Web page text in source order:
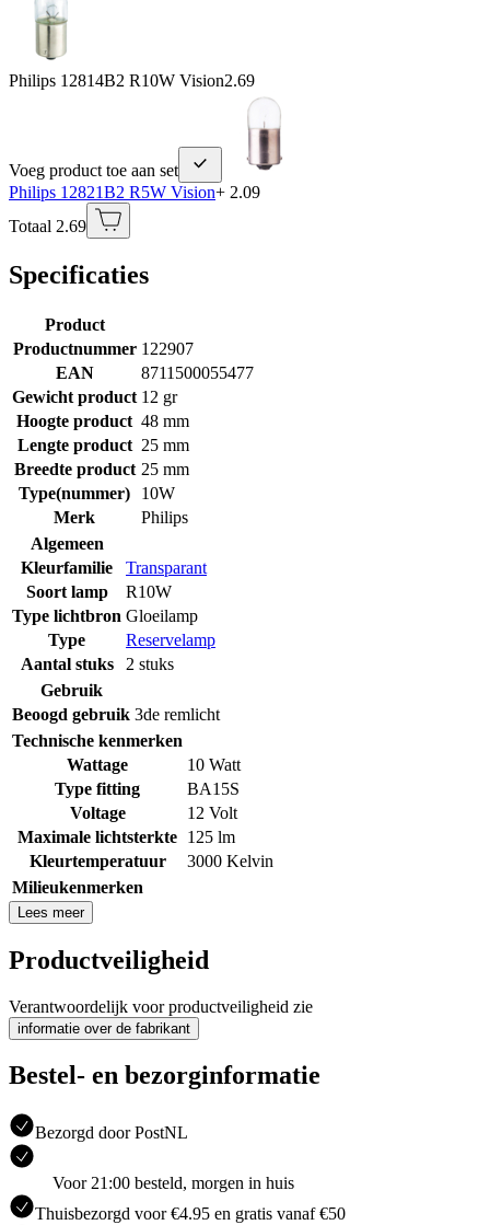
Philips 12814B2 R10W Vision2.69
Voeg product toe aan set
Philips 12821B2 R5W Vision+ 2.09
Totaal 2.69
Specificaties
Product
Productnummer 122907
EAN
8711500055477
Gewicht product 12 gr
Hoogte product 48 mm
Lengte product 25 mm
Breedte product 25 mm
Type(nummer)
10W
Merk
Philips
Algemeen
Kleurfamilie
Transparant
Soort lamp
R10W
Type lichtbron Gloeilamp
Type
Reservelamp
Aantal stuks
2 stuks
Gebruik
Beoogd gebruik 3de remlicht
Technische kenmerken
Wattage
10 Watt
Type fitting
BA15S
Voltage
12 Volt
Maximale lichtsterkte 125 lm
Kleurtemperatuur
3000 Kelvin
Milieukenmerken
Lees meer
Productveiligheid
Verantwoordelijk voor productveiligheid zie
informatie over de fabrikant
Bestel- en bezorginformatie
Bezorgd door PostNL
Voor 21:00 besteld, morgen in huis
Thuisbezorgd voor €4.95 en gratis vanaf €50